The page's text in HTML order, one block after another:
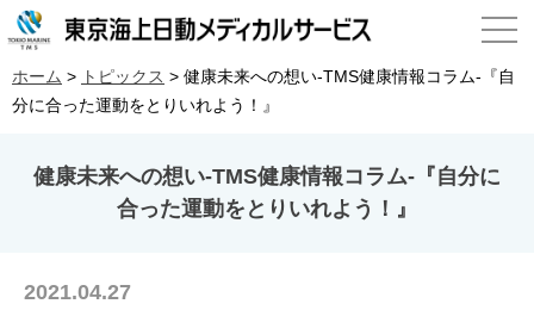
ホーム > トピックス > 健康未来への想い-TMS健康情報コラム-『自
分に合った運動をとりいれよう！』
健康未来への想い-TMS健康情報コラム-『自分に
合った運動をとりいれよう！』
2021.04.27